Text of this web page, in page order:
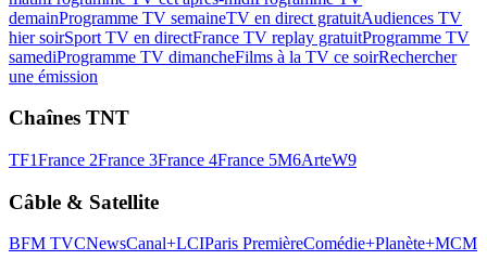
demainProgramme TV semaineTV en direct gratuitAudiences TV
hier soirSport TV en directFrance TV replay gratuitProgramme TV
samediProgramme TV dimancheFilms à la TV ce soirRechercher
une émission
Chaînes TNT
TF1France 2France 3France 4France 5M6ArteW9
Câble & Satellite
BFM TVCNewsCanal+LCIParis PremièreComédie+Planète+MCM